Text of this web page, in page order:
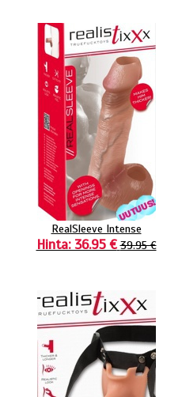
RealSleeve Intense
Hinta: 36.95 € 39.95 €